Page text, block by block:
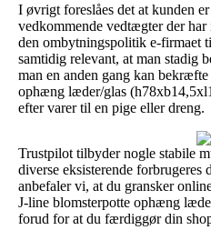
I øvrigt foreslåes det at kunden
vedkommende vedtægter der
den ombytningspolitik e-firmaet
samtidig relevant, at man stadig
man en anden gang kan
ophæng læder/glas
efter varer til en pige eller dreng.
Trustpilot tilbyder nogle stabile
diverse eksisterende forbrugeres
anbefaler vi, at du gransker
J-line blomsterpotte ophæng
forud for at du færdiggør din